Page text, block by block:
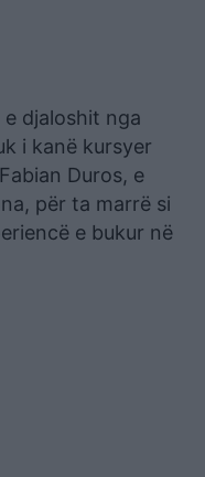
djaloshit nga
i kanë kursyer
Duros, e
për ta marrë si
e bukur në